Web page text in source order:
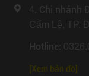
4. Chi nhánh
Cẩm Lệ, TP.
Hotline:
Xem bản đồ